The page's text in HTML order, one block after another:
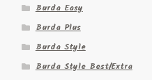
Burda Easy
Burda Plus
Burda Style
Burda Style Best/Extra